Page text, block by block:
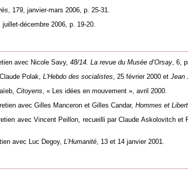
, 179, janvier-mars 2006, p. 25-31.
juillet-décembre 2006, p. 19-20.
avec Nicole Savy, 48/14. La revue du Musée d’Orsay , 6,
Polak, L’Hebdo des socialistes , 25 février 2000 et Jean
Citoyens , « Les idées en mouvement », avril 2000.
avec Gilles Manceron et Gilles Candar, Hommes et
avec Vincent Peillon, recueilli par Claude Askolovitch et
avec Luc Degoy, L’Humanité , 13 et 14 janvier 2001.